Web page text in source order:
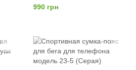
990 грн